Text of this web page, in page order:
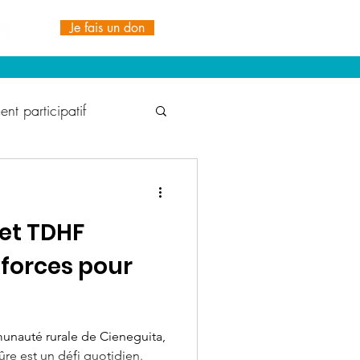
Je fais un don
participatif
1% for the Planet
TDH
TDHF
pour
rurale de Cieneguita,
est un défi quotidien.